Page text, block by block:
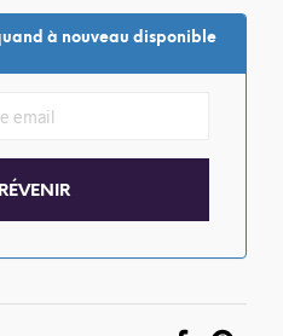
à nouveau disponible